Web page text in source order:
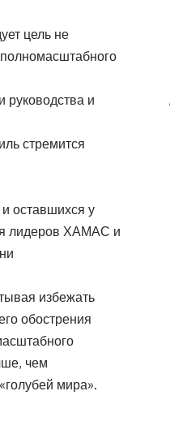
цель не
руководства и
стремится
оставшихся у
лидеров ХАМАС и
избежать
обострения
чем
мира».